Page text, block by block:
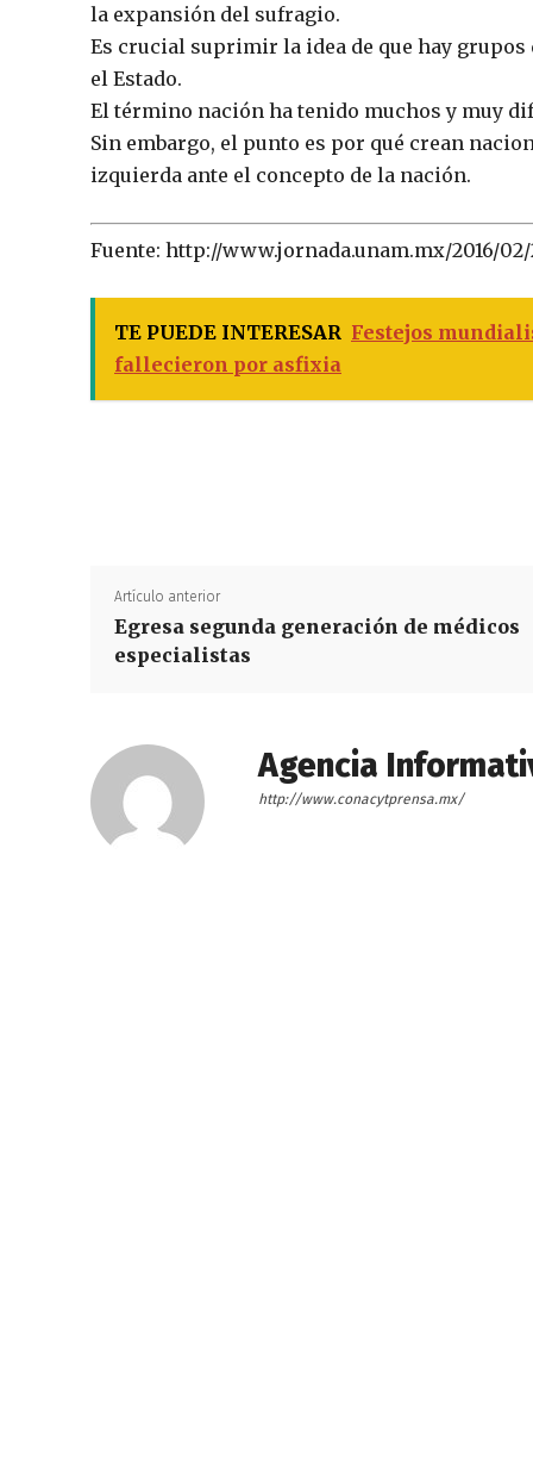
la expansión del sufragio.
Es crucial suprimir la idea de que hay
el Estado.
El término nación ha tenido muchos y muy
Sin embargo, el punto es por qué crean
izquierda ante el concepto de la nación.
Fuente: http://www.jornada.unam.mx/2016/
TE PUEDE INTERESAR Festejos
fallecieron por asfixia
Artículo anterior
Egresa segunda generación de médicos
especialistas
Agencia
http://www.conacytprensa.mx/